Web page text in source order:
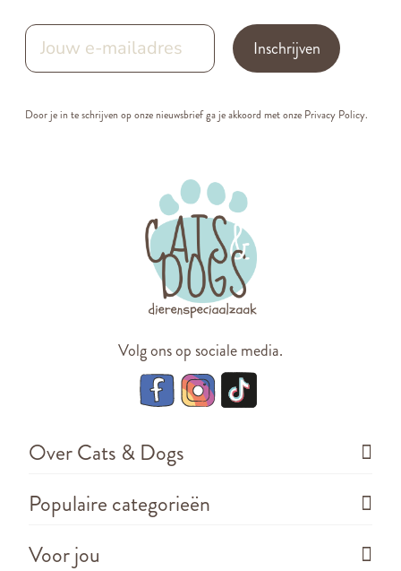
Inschrijven
Door je in te schrijven op onze nieuwsbrief ga je akkoord met onze Privacy Policy.
Volg ons op sociale media.
Over Cats & Dogs
Populaire categorieën
Voor jou